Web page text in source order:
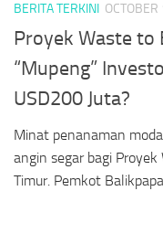
BERITA TERKINI
Proyek Waste to
“Mupeng”
USD200 Juta?
Minat penanaman
angin segar bagi
Timur. Pemkot